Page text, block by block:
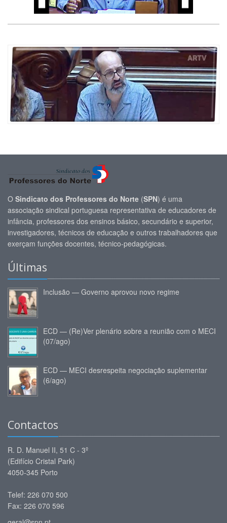
O Sindicato dos Professores do Norte (SPN) é uma
associação sindical portuguesa representativa de educadores de
infância, professores dos ensinos básico, secundário e superior,
investigadores, técnicos de educação e outros trabalhadores que
exerçam funções docentes, técnico-pedagógicas.
Últimas
Inclusão — Governo aprovou novo regime
ECD — (Re)Ver plenário sobre a reunião com o MECI
(07/ago)
ECD — MECI desrespeita negociação suplementar
(6/ago)
Contactos
R. D. Manuel II, 51 C - 3º
(Edifício Cristal Park)
4050-345 Porto
Telef: 226 070 500
Fax: 226 070 596